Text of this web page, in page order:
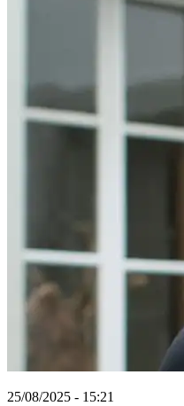
25/08/2025 - 15:21